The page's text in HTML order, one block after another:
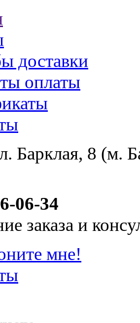
доставки
оплаты
Барклая, 8 (м.
06-34
заказа и
мне!